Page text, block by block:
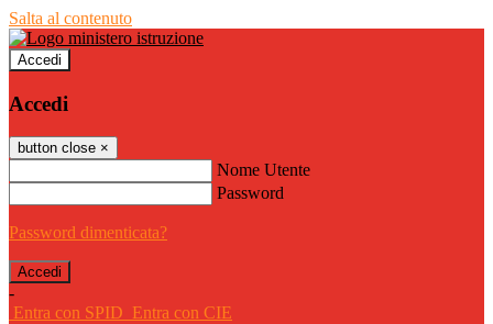
Salta al contenuto
Accedi
Accedi
button close ×
Nome Utente
Password
Password dimenticata?
-
Entra con SPID Entra con CIE